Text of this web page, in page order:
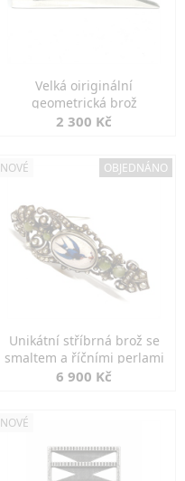
Velká oiriginální
geometrická brož
2 300 Kč
NOVÉ OBJEDNÁNO
Unikátní stříbrná brož se
smaltem a říčními perlami
6 900 Kč
NOVÉ